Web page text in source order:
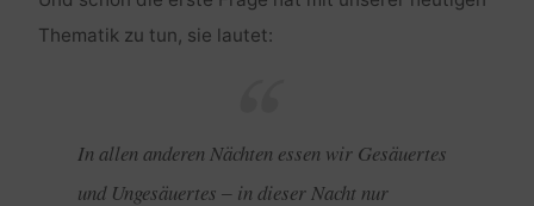
Thematik zu tun, sie lautet:
In allen anderen Nächten essen wir Gesäuertes
und Ungesäuertes ‒ in dieser Nacht nur